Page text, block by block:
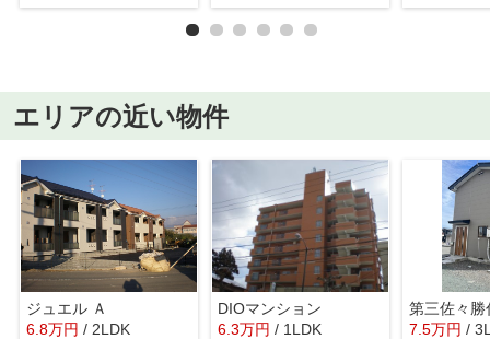
エリアの近い物件
ジュエル Ａ
6.8万円 / 2LDK
DIOマンション
6.3万円 / 1LDK
第三佐々勝
7.5万円 /